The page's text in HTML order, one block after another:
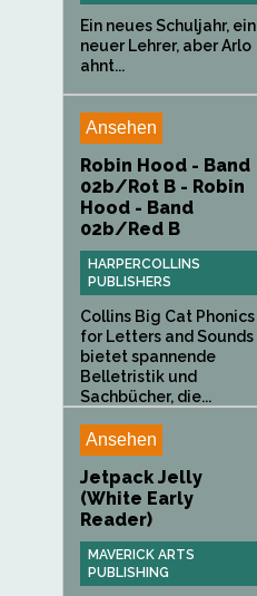
Ein neues Schuljahr, ein
neuer Lehrer, aber Arlo
ahnt...
Ansehen
Robin Hood - Band
02b/Rot B - Robin
Hood - Band
02b/Red B
HARPERCOLLINS
PUBLISHERS
Collins Big Cat Phonics
for Letters and Sounds
bietet spannende
Belletristik und
Sachbücher, die...
Ansehen
Jetpack Jelly
(White Early
Reader)
MAVERICK ARTS
PUBLISHING